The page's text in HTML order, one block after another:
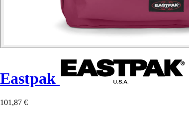
Eastpak
101,87 €